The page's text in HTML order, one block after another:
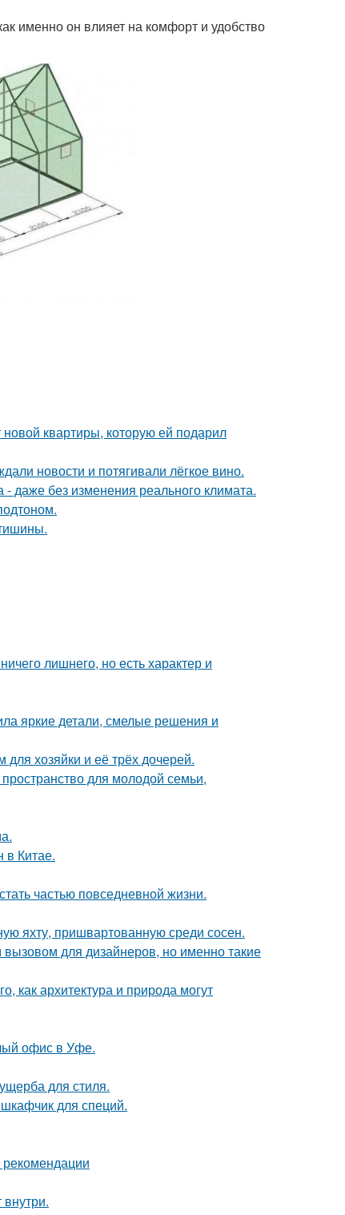
именно он влияет на комфорт и удобство
квартиры, которую ей подарил
новости и потягивали лёгкое вино.
даже без изменения реального климата.
лишнего, но есть характер и
яркие детали, смелые решения и
хозяйки и её трёх дочерей.
для молодой семьи,
в Китае.
частью повседневной жизни.
яхту, пришвартованную среди сосен.
для дизайнеров, но именно такие
как архитектура и природа могут
офис в Уфе.
для стиля.
для специй.